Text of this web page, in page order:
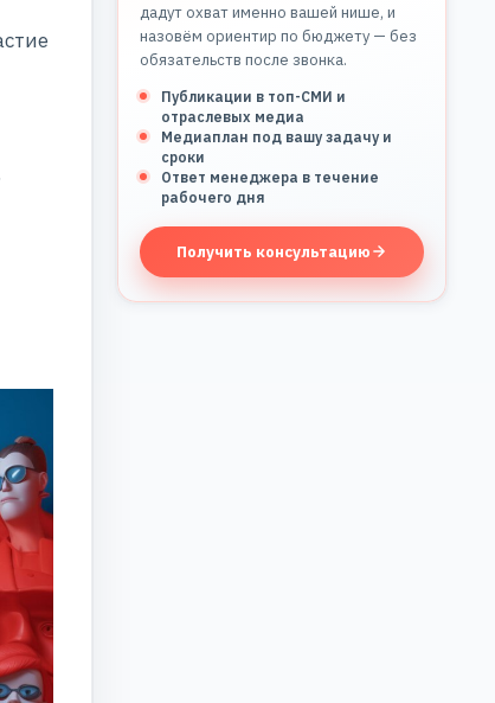
дадут охват именно вашей нише, и
назовём ориентир по бюджету — без
обязательств после звонка.
Публикации в топ-СМИ и
отраслевых медиа
Медиаплан под вашу задачу и
сроки
Ответ менеджера в течение
рабочего дня
Получить консультацию